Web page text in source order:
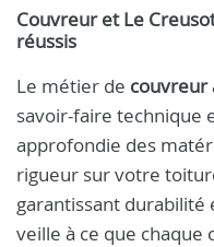
Couvreur et Le
réussis
Le métier de couvreur
savoir-faire technique
approfondie des
rigueur sur votre
garantissant
veille à ce que chaque